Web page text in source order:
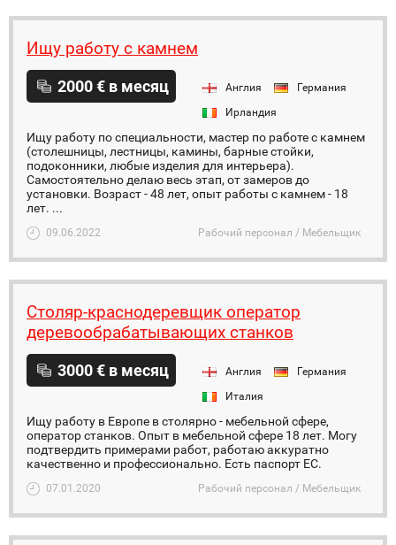
Ищу работу с камнем
2000 € в месяц Англия
Германия
Ирландия
Ищу работу по специальности, мастер по работе с камнем
(столешницы, лестницы, камины, барные стойки,
подоконники, любые изделия для интерьера).
Самостоятельно делаю весь этап, от замеров до
установки. Возраст - 48 лет, опыт работы с камнем - 18
лет. ...
09.06.2022 Рабочий персонал / Мебельщик
Столяр-краснодеревщик оператор
деревообрабатывающих станков
3000 € в месяц Англия
Германия
Италия
Ищу работу в Европе в столярно - мебельной сфере,
оператор станков. Опыт в мебельной сфере 18 лет. Могу
подтвердить примерами работ, работаю аккуратно
качественно и профессионально. Есть паспорт EC.
07.01.2020 Рабочий персонал / Мебельщик